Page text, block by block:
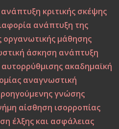
Η νεότητα της ελπίδας ως
Ζωοπαιδαγωγική;
φτερά: Η αλληγορία της
καιρούς
ανάπτυξη κριτικής σκέψης
ανάπτυξη της
οργανωτικής μάθησης
άσκηση ανάπτυξη
ακαδημαϊκή
αναγνωστική
γνώσης
αίσθηση ισορροπίας
έλξης και ασφάλειας